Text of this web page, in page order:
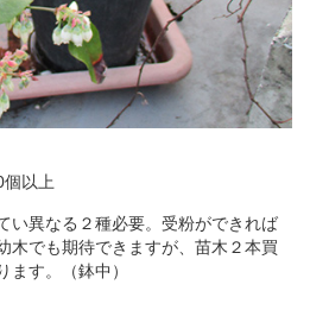
以上
い異なる２種必要。受粉ができれば
木でも期待できますが、苗木２本買
ます。（鉢中）